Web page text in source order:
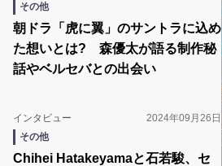
その他
朝ドラ「虎に翼」のサントラに込め
た想いとは? 森優太が語る制作秘
話やベルセバとの出会い
インタビュー
2024年09月26日
その他
Chihei Hatakeyamaと石若駿、セ